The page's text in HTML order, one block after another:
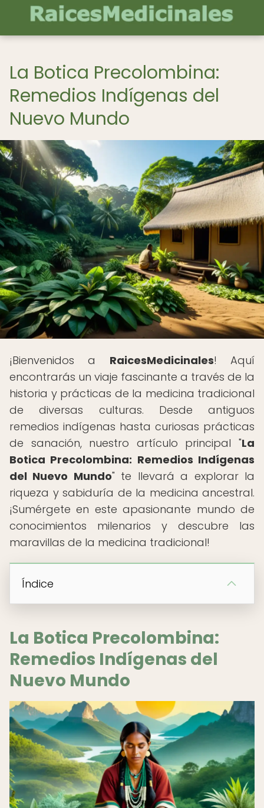
La Botica Precolombina:
Remedios Indígenas del
Nuevo Mundo
¡Bienvenidos a RaicesMedicinales! Aquí
encontrarás un viaje fascinante a través de la
historia y prácticas de la medicina tradicional
de diversas culturas. Desde antiguos
remedios indígenas hasta curiosas prácticas
de sanación, nuestro artículo principal "La
Botica Precolombina: Remedios Indígenas
del Nuevo Mundo" te llevará a explorar la
riqueza y sabiduría de la medicina ancestral.
¡Sumérgete en este apasionante mundo de
conocimientos milenarios y descubre las
maravillas de la medicina tradicional!
Índice
La Botica Precolombina:
Remedios Indígenas del
Nuevo Mundo